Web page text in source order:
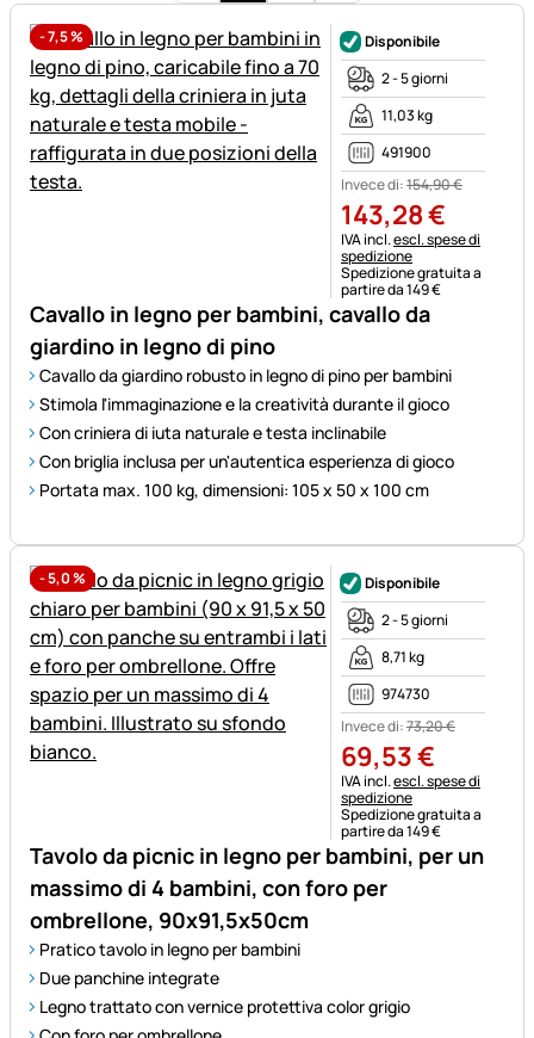
-7,5%
Cavallo in legno per bambini, cavallo da
giardino in legno di pino
Cavallo da giardino robusto in legno di pino per bambini
Stimola l'immaginazione e la creatività durante il gioco
Con criniera di iuta naturale e testa inclinabile
Con briglia inclusa per un'autentica esperienza di gioco
Portata max. 100 kg, dimensioni: 105 x 50 x 100 cm
Disponibile
2 - 5 giorni
11,03 kg
491900
Invece di:154,90€
143,28€
Informazioni fiscali:
IVA incl.escl. spese di
spedizione
Spedizione gratuita a
partire da 149 €
-5,0%
Tavolo da picnic in legno per bambini, per un
massimo di 4 bambini, con foro per
ombrellone, 90x91,5x50cm
Pratico tavolo in legno per bambini
Due panchine integrate
Legno trattato con vernice protettiva color grigio
Disponibile
2 - 5 giorni
8,71 kg
974730
Invece di:73,20€
69,53€
Informazioni fiscali:
IVA incl.escl. spese di
spedizione
Spedizione gratuita a
partire da 149 €